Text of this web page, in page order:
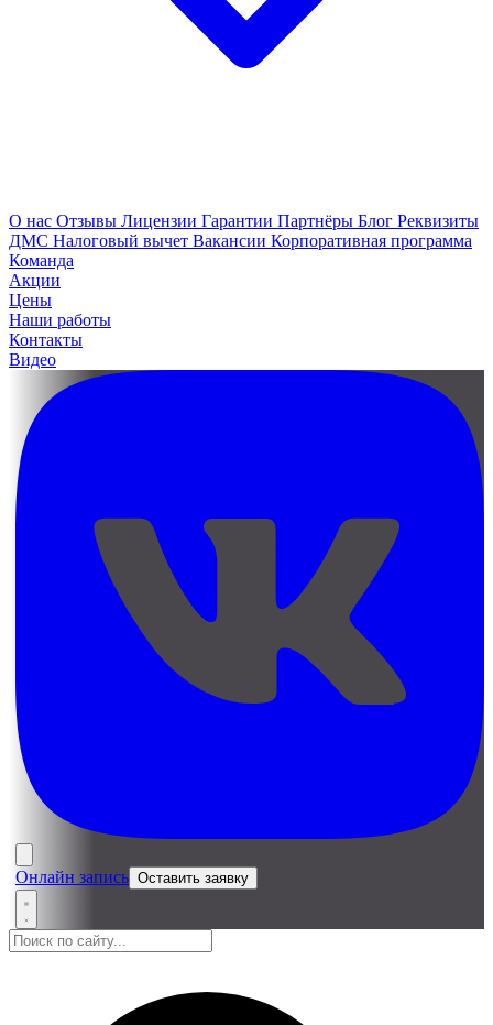
О нас Отзывы Лицензии Гарантии Партнёры Блог Реквизиты
ДМС Налоговый вычет Вакансии Корпоративная программа
Команда
Акции
Цены
Наши работы
Контакты
Видео
Онлайн запись Оставить заявку